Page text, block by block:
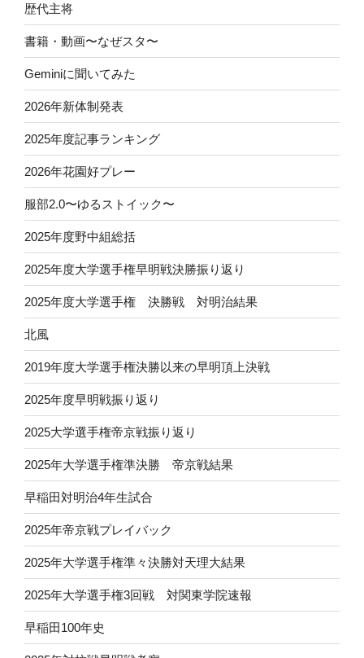
歴代主将
書籍・動画〜なぜスタ〜
Geminiに聞いてみた
2026年新体制発表
2025年度記事ランキング
2026年花園好プレー
服部2.0〜ゆるストイック〜
2025年度野中組総括
2025年度大学選手権早明戦決勝振り返り
2025年度大学選手権 決勝戦 対明治結果
北風
2019年度大学選手権決勝以来の早明頂上決戦
2025年度早明戦振り返り
2025大学選手権帝京戦振り返り
2025年大学選手権準決勝 帝京戦結果
早稲田対明治4年生試合
2025年帝京戦プレイバック
2025年大学選手権準々決勝対天理大結果
2025年大学選手権3回戦 対関東学院速報
早稲田100年史